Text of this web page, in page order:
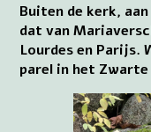
Buiten de kerk,
dat van
Lourdes en Parijs.
parel in het Zwarte